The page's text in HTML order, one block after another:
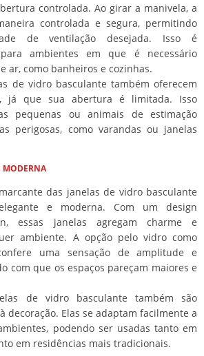
controlada. Ao girar a manivela, a
controlada e segura, permitindo
de ventilação desejada. Isso é
ambientes em que é necessário
ar, como banheiros e cozinhas.
de vidro basculante também oferecem
já que sua abertura é limitada. Isso
pequenas ou animais de estimação
perigosas, como varandas ou janelas
MODERNA
das janelas de vidro basculante
e moderna. Com um design
essas janelas agregam charme e
ambiente. A opção pelo vidro como
uma sensação de amplitude e
com que os espaços pareçam maiores e
de vidro basculante também são
decoração. Elas se adaptam facilmente a
podendo ser usadas tanto em
em residências mais tradicionais.